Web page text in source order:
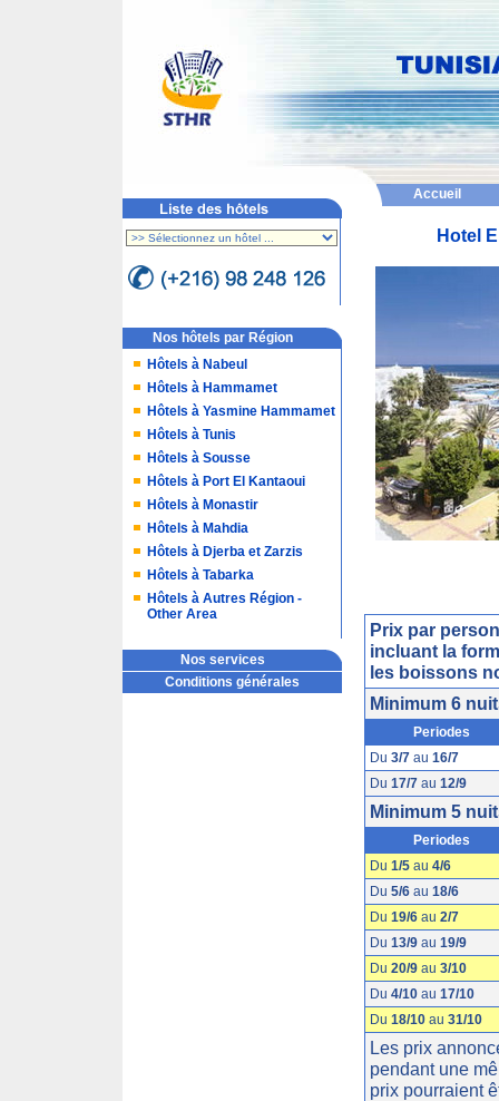
Accueil
Nos hôtels par Région
Hôtels à Nabeul
Hôtels à Hammamet
Hôtels à Yasmine Hammamet
Hôtels à Tunis
Hôtels à Sousse
Hôtels à Port El Kantaoui
Hôtels à Monastir
Hôtels à Mahdia
Hôtels à Djerba et Zarzis
Hôtels à Tabarka
Hôtels à Autres Région -
Other Area
Nos services
Conditions générales
Hotel
Prix par
incluant la
les boissons
Minimum 6
Periodes
Du 3/7 au 16/7
Du 17/7 au 12/9
Minimum 5
Periodes
Du 1/5 au 4/6
Du 5/6 au 18/6
Du 19/6 au 2/7
Du 13/9 au 19/9
Du 20/9 au 3/10
Du 4/10 au 17/10
Du 18/10 au 31/10
Les prix
pendant une
prix pourraient